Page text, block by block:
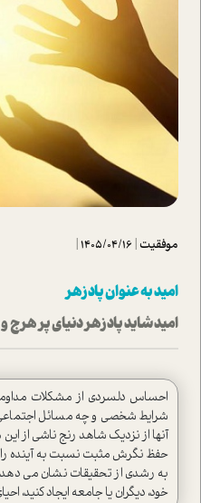
موفقیت|
1405/04/16
|
امید به عنوان پادزهر
امید شاید پادزهر دنیای پر هرج
احساس دلسردی از مشکلات
شرایط شخصی و چه مسائل
آنها از نزدیک شاهد رنج ناشی از
حفظ نگرش مثبت نسبت به آینده را
به رشدی از تحقیقات نشان می دهد
خود، دیگران یا جامعه ایجاد کنید،